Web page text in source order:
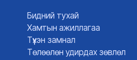
Бидний тухай
Хамтын ажиллагаа
Түүхэн замнал
Төлөөлөн удирдах зөвлөл